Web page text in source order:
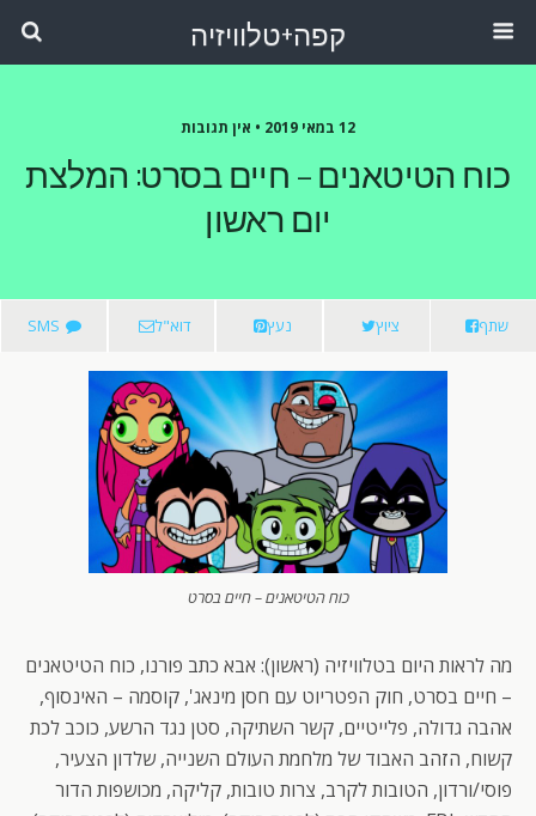
קפה+טלוויזיה
12 במאי 2019 • אין תגובות
כוח הטיטאנים – חיים בסרט: המלצת
יום ראשון
שתף ציוץ נעץ דוא"ל SMS
כוח הטיטאנים – חיים בסרט
מה לראות היום בטלוויזיה (ראשון): אבא כתב פורנו, כוח הטיטאנים
– חיים בסרט, חוק הפטריוט עם חסן מינאג', קוסמה – האינסוף,
אהבה גדולה, פלייטיים, קשר השתיקה, סטן נגד הרשע, כוכב לכת
קשוח, הזהב האבוד של מלחמת העולם השנייה, שלדון הצעיר,
פוסי/ורדון, הטובות לקרב, צרות טובות, קליקה, מכושפות הדור